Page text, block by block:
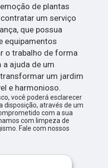
de plantas
um serviço
que possua
equipamentos
o trabalho de forma
a ajuda de um
um jardim
e harmonioso.
você poderá esclarecer
disposição, através de um
com a sua
com limpeza de
Fale com nossos